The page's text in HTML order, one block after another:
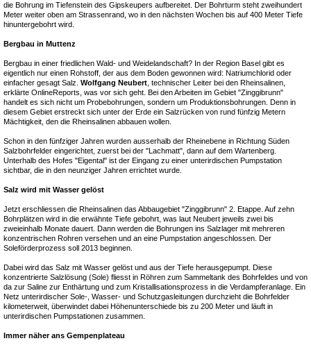
die Bohrung im Tiefenstein des Gipskeupers aufbereitet. Der Bohrturm steht zweihundert
Meter weiter oben am Strassenrand, wo in den nächsten Wochen bis auf 400 Meter Tiefe
hinuntergebohrt wird.
Bergbau in Muttenz
Bergbau in einer friedlichen Wald- und Weidelandschaft? In der Region Basel gibt es
eigentlich nur einen Rohstoff, der aus dem Boden gewonnen wird: Natriumchlorid oder
einfacher gesagt Salz. Wolfgang Neubert , technischer Leiter bei den Rheinsalinen,
erklärte OnlineReports, was vor sich geht. Bei den Arbeiten im Gebiet "Zinggibrunn"
handelt es sich nicht um Probebohrungen, sondern um Produktionsbohrungen. Denn in
diesem Gebiet erstreckt sich unter der Erde ein Salzrücken von rund fünfzig Metern
Mächtigkeit, den die Rheinsalinen abbauen wollen.
Schon in den fünfziger Jahren wurden ausserhalb der Rheinebene in Richtung Süden
Salzbohrfelder eingerichtet, zuerst bei der "Lachmatt", dann auf dem Wartenberg.
Unterhalb des Hofes "Eigental" ist der Eingang zu einer unterirdischen Pumpstation
sichtbar, die in den neunziger Jahren errichtet wurde.
Salz wird mit Wasser gelöst
Jetzt erschliessen die Rheinsalinen das Abbaugebiet "Zinggibrunn" 2. Etappe. Auf zehn
Bohrplätzen wird in die erwähnte Tiefe gebohrt, was laut Neubert jeweils zwei bis
zweieinhalb Monate dauert. Dann werden die Bohrungen ins Salzlager mit mehreren
konzentrischen Rohren versehen und an eine Pumpstation angeschlossen. Der
Soleförderprozess soll 2013 beginnen.
Dabei wird das Salz mit Wasser gelöst und aus der Tiefe herausgepumpt. Diese
konzentrierte Salzlösung (Sole) fliesst in Röhren zum Sammeltank des Bohrfeldes und von
da zur Saline zur Enthärtung und zum Kristallisationsprozess in die Verdampferanlage. Ein
Netz unterirdischer Sole-, Wasser- und Schutzgasleitungen durchzieht die Bohrfelder
kilometerweit, überwindet dabei Höhenunterschiede bis zu 200 Meter und läuft in
unterirdischen Pumpstationen zusammen.
Immer näher ans Gempenplateau